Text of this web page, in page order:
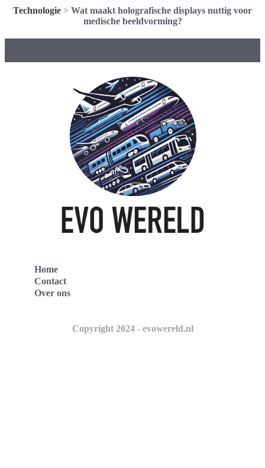
Technologie > Wat maakt holografische displays nuttig voor
medische beeldvorming?
Home
Contact
Over ons
Copyright 2024 - evowereld.nl